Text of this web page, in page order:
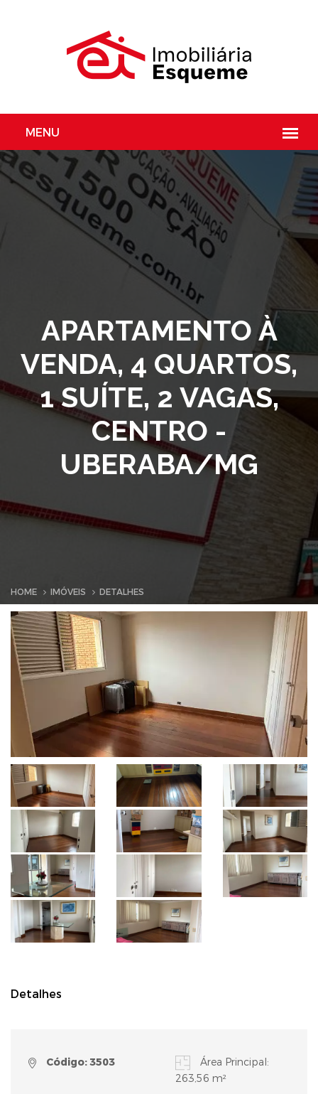
APARTAMENTO À
VENDA, 4 QUARTOS,
1 SUÍTE, 2 VAGAS,
CENTRO -
UBERABA/MG
HOME IMÓVEIS DETALHES
Detalhes
Código: 3503
Área Principal:
263,56 m²